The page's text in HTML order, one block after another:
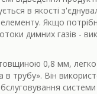
в якості
Якщо
димних газів -
0,8 мм,
в трубу». Він